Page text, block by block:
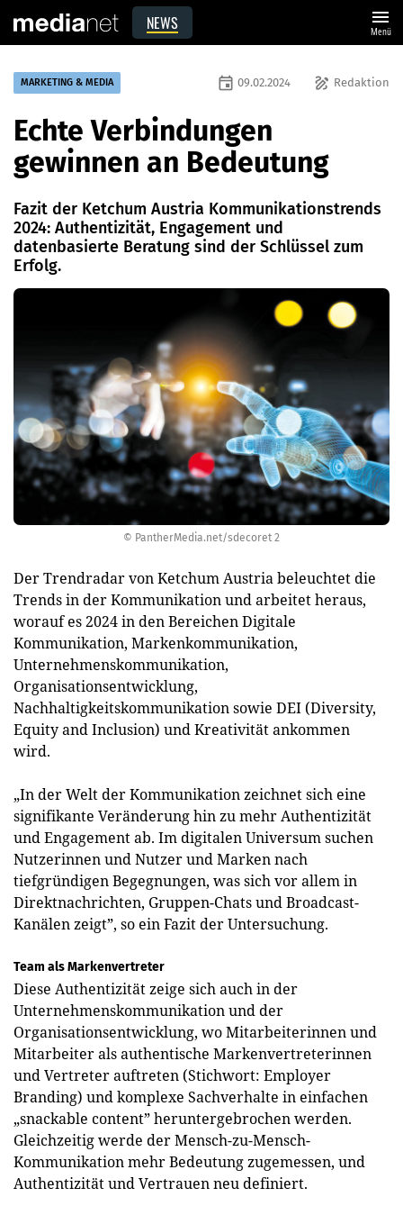
NEWS menu
Menü
© PantherMedia.net/sdecoret 2
MARKETING & MEDIA draw Redaktion
event 09.02.2024
Echte Verbindungen
gewinnen an Bedeutung
Fazit der Ketchum Austria Kommunikationstrends
2024: Authentizität, Engagement und
datenbasierte Beratung sind der Schlüssel zum
Erfolg.
Der Trendradar von Ketchum Austria beleuchtet die
Trends in der Kommunikation und arbeitet heraus,
worauf es 2024 in den Bereichen Digitale
Kommunikation, Markenkommunikation,
Unternehmenskommunikation,
Organisationsentwicklung,
Nachhaltigkeitskommunikation sowie DEI (Diversity,
Equity and Inclusion) und Kreativität ankommen
wird.
„In der Welt der Kommunikation zeichnet sich eine
signifikante Veränderung hin zu mehr Authentizität
und Engagement ab. Im digitalen Universum suchen
Nutzerinnen und Nutzer und Marken nach
tiefgründigen Begegnungen, was sich vor allem in
Direktnachrichten, Gruppen-Chats und Broadcast-
Kanälen zeigt”, so ein Fazit der Untersuchung.
Team als Markenvertreter
Diese Authentizität zeige sich auch in der
Unternehmenskommunikation und der
Organisationsentwicklung, wo Mitarbeiterinnen und
Mitarbeiter als authentische Markenvertreterinnen
und Vertreter auftreten (Stichwort: Employer
Branding) und komplexe Sachverhalte in einfachen
„snackable content” heruntergebrochen werden.
Gleichzeitig werde der Mensch-zu-Mensch-
Kommunikation mehr Bedeutung zugemessen, und
Authentizität und Vertrauen neu definiert.